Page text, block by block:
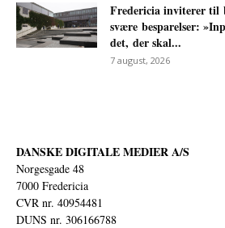
Fredericia inviterer til
svære besparelser:
det, der skal...
7 august, 2026
DANSKE DIGITALE MEDIER A/S
Norgesgade 48
7000 Fredericia
CVR nr. 40954481
DUNS nr. 306166788